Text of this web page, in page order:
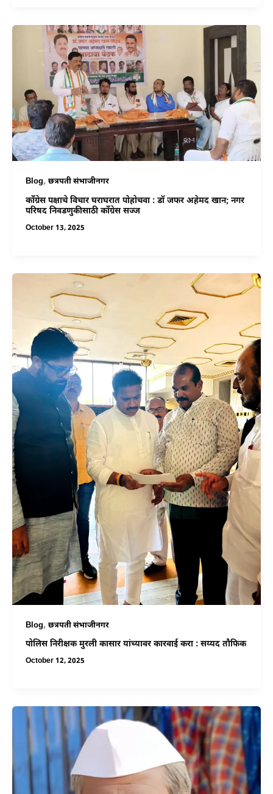
Blog, छत्रपती संभाजीनगर
काँग्रेस पक्षाचे विचार घराघरात पोहोचवा : डॉ जफर अहेमद खान; नगर
परिषद निवडणुकीसाठी काँग्रेस सज्ज
October 13, 2025
Blog, छत्रपती संभाजीनगर
पोलिस निरीक्षक मुरली कासार यांच्यावर कारवाई करा : सय्यद तौफिक
October 12, 2025